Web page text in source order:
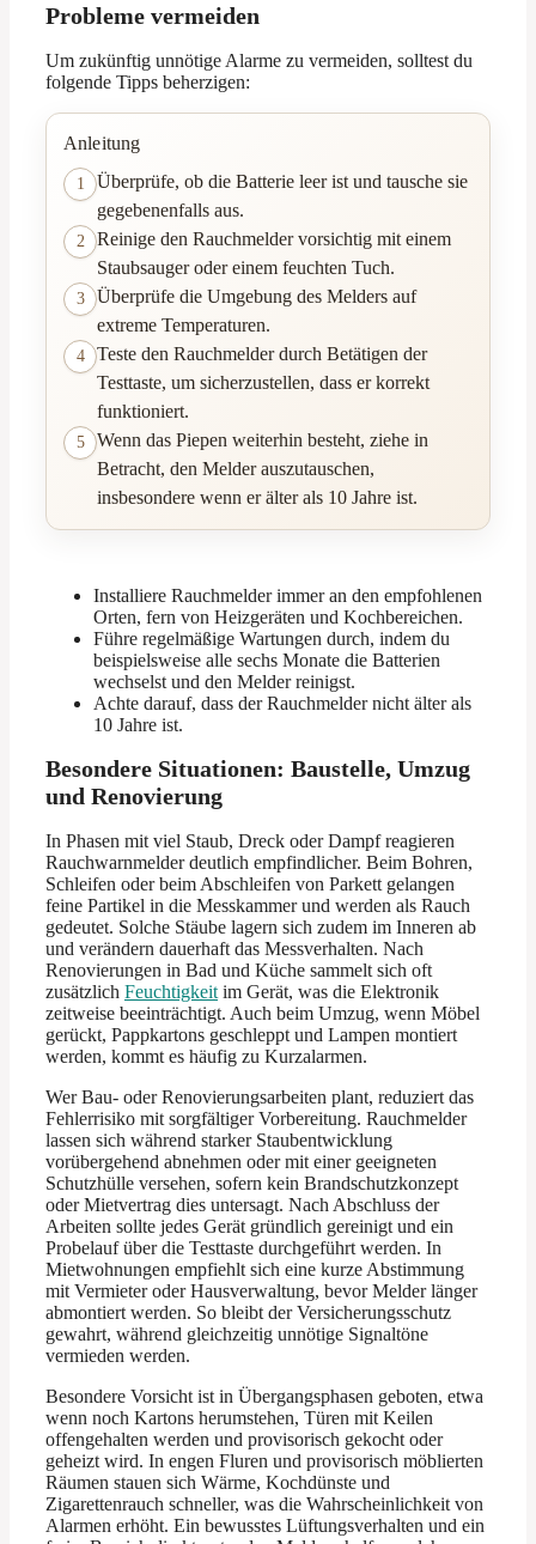
Probleme vermeiden
Um zukünftig unnötige Alarme zu vermeiden, solltest du
folgende Tipps beherzigen:
Anleitung
1
Überprüfe, ob die Batterie leer ist und tausche sie
gegebenenfalls aus.
2
Reinige den Rauchmelder vorsichtig mit einem
Staubsauger oder einem feuchten Tuch.
3
Überprüfe die Umgebung des Melders auf
extreme Temperaturen.
4
Teste den Rauchmelder durch Betätigen der
Testtaste, um sicherzustellen, dass er korrekt
funktioniert.
5
Wenn das Piepen weiterhin besteht, ziehe in
Betracht, den Melder auszutauschen,
insbesondere wenn er älter als 10 Jahre ist.
Installiere Rauchmelder immer an den empfohlenen
Orten, fern von Heizgeräten und Kochbereichen.
Führe regelmäßige Wartungen durch, indem du
beispielsweise alle sechs Monate die Batterien
wechselst und den Melder reinigst.
Achte darauf, dass der Rauchmelder nicht älter als
10 Jahre ist.
Besondere Situationen: Baustelle, Umzug
und Renovierung
In Phasen mit viel Staub, Dreck oder Dampf reagieren
Rauchwarnmelder deutlich empfindlicher. Beim Bohren,
Schleifen oder beim Abschleifen von Parkett gelangen
feine Partikel in die Messkammer und werden als Rauch
gedeutet. Solche Stäube lagern sich zudem im Inneren ab
und verändern dauerhaft das Messverhalten. Nach
Renovierungen in Bad und Küche sammelt sich oft
zusätzlich Feuchtigkeit im Gerät, was die Elektronik
zeitweise beeinträchtigt. Auch beim Umzug, wenn Möbel
gerückt, Pappkartons geschleppt und Lampen montiert
werden, kommt es häufig zu Kurzalarmen.
Wer Bau- oder Renovierungsarbeiten plant, reduziert das
Fehlerrisiko mit sorgfältiger Vorbereitung. Rauchmelder
lassen sich während starker Staubentwicklung
vorübergehend abnehmen oder mit einer geeigneten
Schutzhülle versehen, sofern kein Brandschutzkonzept
oder Mietvertrag dies untersagt. Nach Abschluss der
Arbeiten sollte jedes Gerät gründlich gereinigt und ein
Probelauf über die Testtaste durchgeführt werden. In
Mietwohnungen empfiehlt sich eine kurze Abstimmung
mit Vermieter oder Hausverwaltung, bevor Melder länger
abmontiert werden. So bleibt der Versicherungsschutz
gewahrt, während gleichzeitig unnötige Signaltöne
vermieden werden.
Besondere Vorsicht ist in Übergangsphasen geboten, etwa
wenn noch Kartons herumstehen, Türen mit Keilen
offengehalten werden und provisorisch gekocht oder
geheizt wird. In engen Fluren und provisorisch möblierten
Räumen stauen sich Wärme, Kochdünste und
Zigarettenrauch schneller, was die Wahrscheinlichkeit von
Alarmen erhöht. Ein bewusstes Lüftungsverhalten und ein